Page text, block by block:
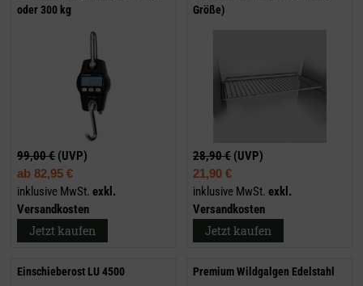
oder 300 kg
99,00 € (UVP)
ab 82,95 €
inklusive MwSt. exkl.
Versandkosten
Jetzt kaufen
Größe)
28,90 € (UVP)
21,90 €
inklusive MwSt. exkl.
Versandkosten
Jetzt kaufen
Einschieberost LU 4500 Premium Wildgalgen Edelstahl